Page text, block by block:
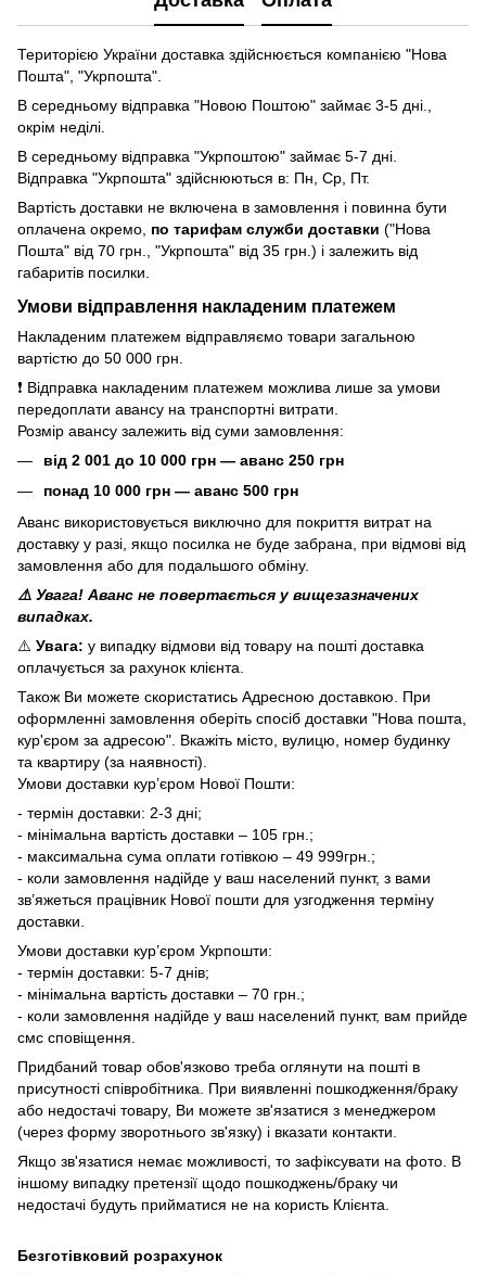
Територією України доставка здійснюється компанією "Нова
Пошта", "Укрпошта".
В середньому відправка "Новою Поштою" займає 3-5 дні.,
окрім неділі.
В середньому відправка "Укрпоштою" займає 5-7 дні.
Відправка "Укрпошта" здійснюються в: Пн, Ср, Пт.
Вартість доставки не включена в замовлення і повинна бути
оплачена окремо, по тарифам служби доставки ("Нова
Пошта" від 70 грн., "Укрпошта" від 35 грн.) і залежить від
габаритів посилки.
Умови відправлення накладеним платежем
Накладеним платежем відправляємо товари загальною
вартістю до 50 000 грн.
❗ Відправка накладеним платежем можлива лише за умови
передоплати авансу на транспортні витрати.
Розмір авансу залежить від суми замовлення:
від 2 001 до 10 000 грн — аванс 250 грн
понад 10 000 грн — аванс 500 грн
Аванс використовується виключно для покриття витрат на
доставку у разі, якщо посилка не буде забрана, при відмові від
замовлення або для подальшого обміну.
⚠️ Увага! Аванс не повертається у вищезазначених
випадках.
⚠️ Увага: у випадку відмови від товару на пошті доставка
оплачується за рахунок клієнта.
Також Ви можете скористатись Адресною доставкою. При
оформленні замовлення оберіть спосіб доставки "Нова пошта,
кур'єром за адресою". Вкажіть місто, вулицю, номер будинку
та квартиру (за наявності).
Умови доставки кур’єром Нової Пошти:
- термін доставки: 2-3 дні;
- мінімальна вартість доставки – 105 грн.;
- максимальна сума оплати готівкою – 49 999грн.;
- коли замовлення надійде у ваш населений пункт, з вами
зв’яжеться працівник Нової пошти для узгодження терміну
доставки.
Умови доставки кур’єром Укрпошти:
- термін доставки: 5-7 днів;
- мінімальна вартість доставки – 70 грн.;
- коли замовлення надійде у ваш населений пункт, вам прийде
смс сповіщення.
Придбаний товар обов'язково треба оглянути на пошті в
присутності співробітника. При виявленні пошкодження/браку
або недостачі товару, Ви можете зв'язатися з менеджером
(через форму зворотнього зв'язку) і вказати контакти.
Якщо зв'язатися немає можливості, то зафіксувати на фото. В
іншому випадку претензії щодо пошкоджень/браку чи
недостачі будуть прийматися не на користь Клієнта.
Безготівковий розрахунок